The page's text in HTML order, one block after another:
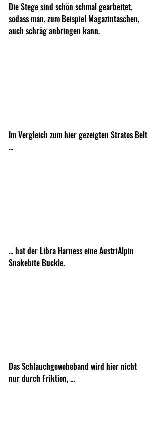
Die Stege sind schön schmal gearbeitet,
sodass man, zum Beispiel Magazintaschen,
auch schräg anbringen kann.
Im Vergleich zum hier gezeigten Stratos Belt
...
... hat der Libra Harness eine AustriAlpin
Snakebite Buckle.
Das Schlauchgewebeband wird hier nicht
nur durch Friktion, ...